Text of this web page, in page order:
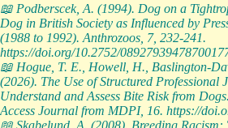
📖 Podberscek, A. (1994). Dog on a
Dog in British Society as Influenced by
(1988 to 1992). Anthrozoos, 7, 232-241.
https://doi.org/10.2752/
📖 Hogue, T. E., Howell, H., Baslington-
(2026). The Use of Structured Professional
Understand and Assess Bite Risk from
Access Journal from MDPI, 16. https://
📖 Skabelund, A. (2008). Breeding